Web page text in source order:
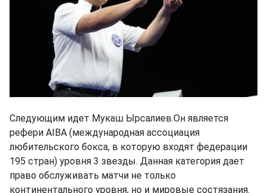
Следующим идет Мукаш Ырсалиев.Он является
рефери AIBA (международная ассоциация
любительского бокса, в которую входят федерации
195 стран) уровня 3 звезды. Данная категория дает
право обслуживать матчи не только
континентального уровня, но и мировые состязания.